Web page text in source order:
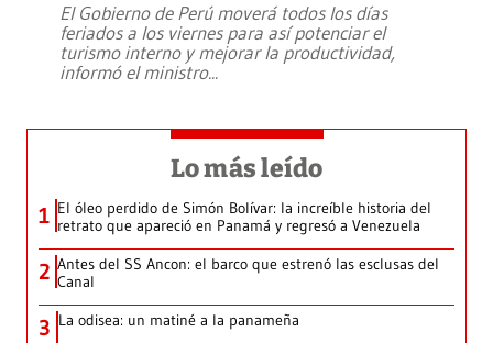
El Gobierno de Perú moverá todos los días
feriados a los viernes para así potenciar el
turismo interno y mejorar la productividad,
informó el ministro...
Lo más leído
1 El óleo perdido de Simón Bolívar: la increíble historia del
retrato que apareció en Panamá y regresó a Venezuela
2 Antes del SS Ancon: el barco que estrenó las esclusas del
Canal
3 La odisea: un matiné a la panameña